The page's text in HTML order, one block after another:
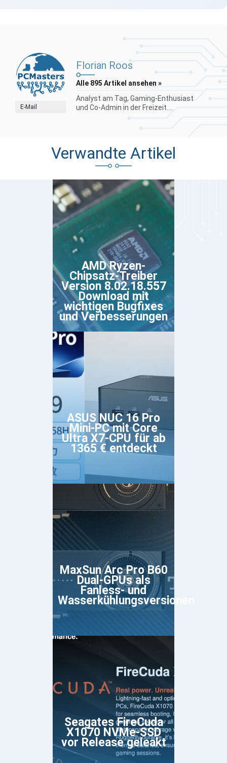
E-Mail
Florian Roos
Alle 895 Artikel ansehen »
Analyst am Tag, Gaming-Enthusiast
und Co-Admin in der Freizeit....
Verwandte Artikel
AMD Ryzen-
Chipsatz-Treiber
Version 8.02.18.557
Download mit
wichtigen Bugfixes
und Verbesserungen
ASUS NUC 16 Pro
Mini-PC mit Core
Ultra X7-CPU für ab
1365 € entdeckt
MaxSun Arc Pro B60
Dual-GPUs als
Fanless- und
Wasserkühlungsversionen
Seagates FireCuda
X1070 NVMe-SSD
vor Release geleakt